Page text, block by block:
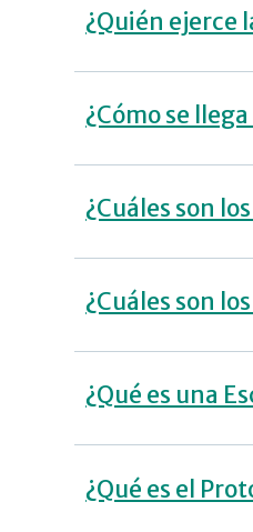
¿Quién ejerce
¿Cómo se
¿Cuáles son
¿Cuáles son
¿Qué es una
¿Qué es el